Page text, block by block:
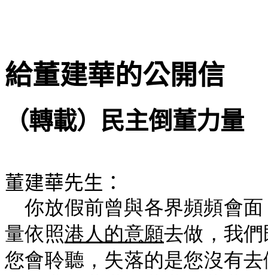
給董建華的公開信
（轉載）民主倒董力量
董建華先生：
你放假前曾與各界頻頻會
量依照港人的意願去做，我
您會聆聽，失落的是您沒有